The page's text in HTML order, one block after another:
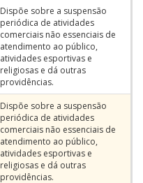
Dispõe sobre a suspensão
periódica de atividades
comerciais não essenciais de
atendimento ao público,
atividades esportivas e
religiosas e dá outras
providências.
Dispõe sobre a suspensão
periódica de atividades
comerciais não essenciais de
atendimento ao público,
atividades esportivas e
religiosas e dá outras
providências.